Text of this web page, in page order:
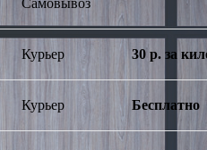
Курьер 30 р. за
Курьер Бесплатно